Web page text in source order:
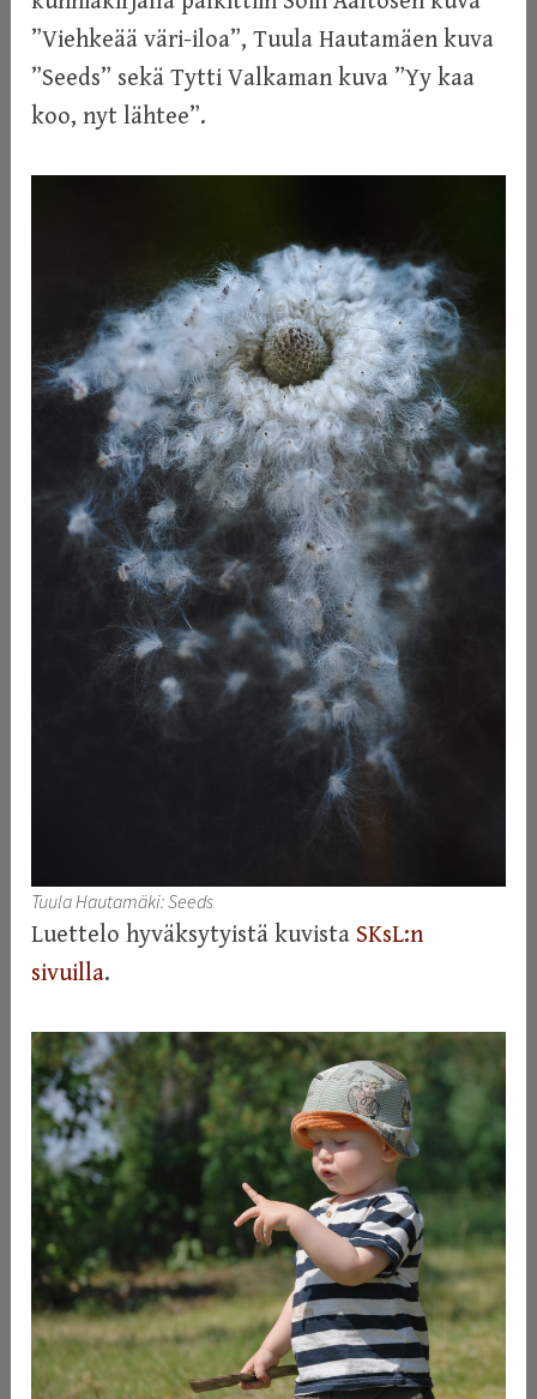
”Viehkeää väri-iloa”, Tuula Hautamäen kuva
”Seeds” sekä Tytti Valkaman kuva ”Yy kaa
koo, nyt lähtee”.
Tuula Hautamäki: Seeds
Luettelo hyväksytyistä kuvista SKsL:n
sivuilla.